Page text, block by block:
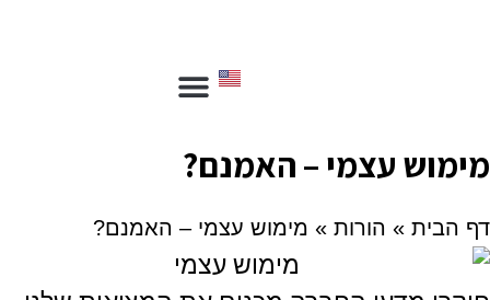
מימוש עצמי – האמנם?
דף הבית » הורות » מימוש עצמי – האמנם?